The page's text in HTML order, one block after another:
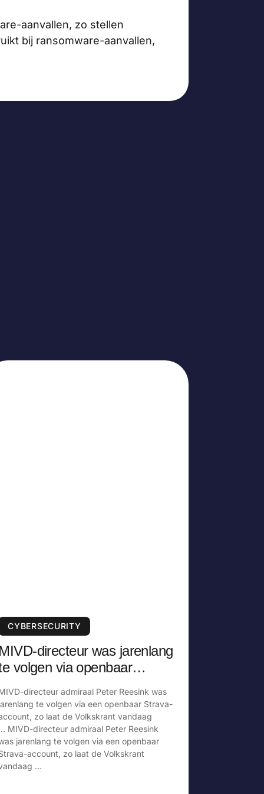
aanvallen, zo stellen
bij ransomware-aanvallen,
CYBERSECURITY
directeur was jarenlang
volgen via openbaar
directeur admiraal Peter Reesink was
te volgen via een openbaar Strava-
zo laat de Volkskrant vandaag
MIVD-directeur admiraal Peter Reesink
jarenlang te volgen via een openbaar
account, zo laat de Volkskrant
…